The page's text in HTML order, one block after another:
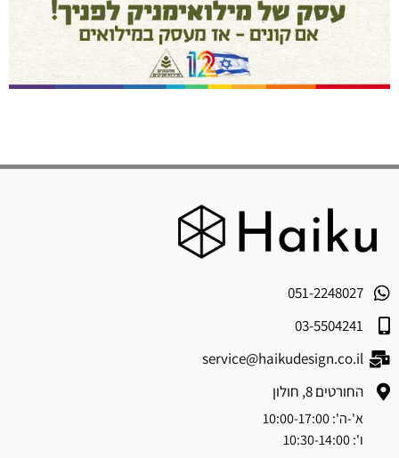
051-2248027
03-5504241
service@haikudesign.co.il
החורטים 8, חולון
א'-ה': 10:00-17:00
ו': 10:30-14:00